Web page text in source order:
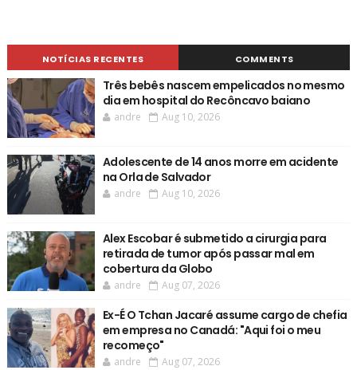
NOTÍCIAS RECENTES COMMENTS
Três bebês nascem empelicados no mesmo
dia em hospital do Recôncavo baiano
andre Aug 10, 2026
Adolescente de 14 anos morre em acidente
na Orla de Salvador
andre Aug 10, 2026
Alex Escobar é submetido a cirurgia para
retirada de tumor após passar mal em
cobertura da Globo
andre Aug 07, 2026
Ex-É O Tchan Jacaré assume cargo de chefia
em empresa no Canadá: "Aqui foi o meu
recomeço"
andre Aug 07, 2026